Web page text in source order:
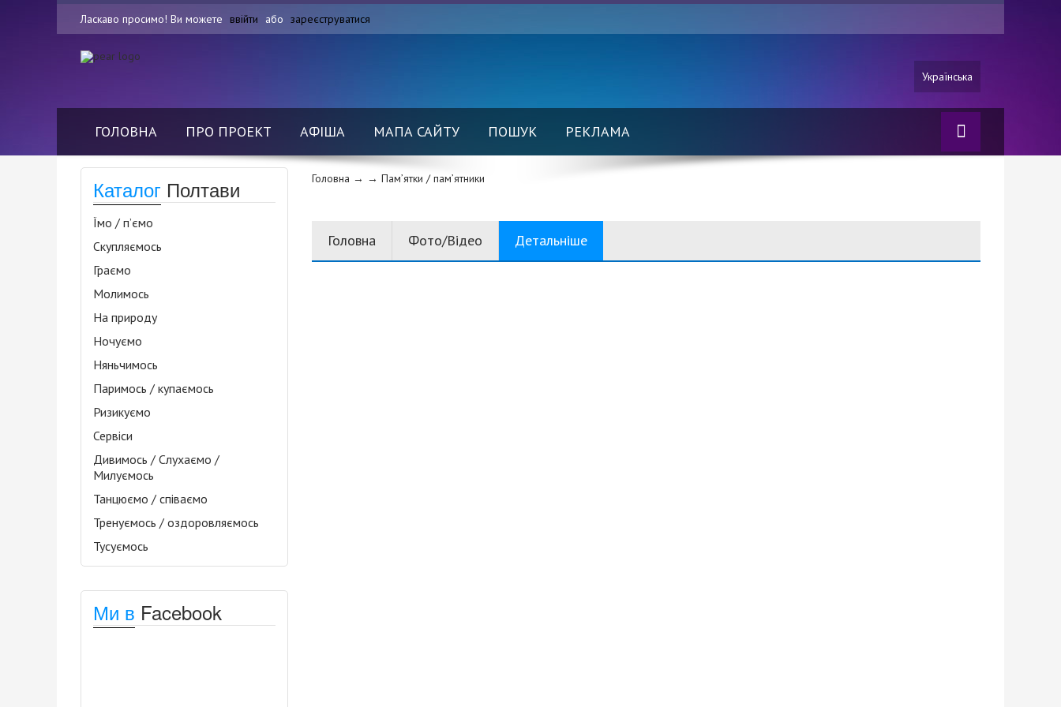
Ласкаво просимо! Ви можете ввійти або зареєструватися
Українська
ГОЛОВНА ПРО ПРОЕКТ АФІША МАПА САЙТУ ПОШУК РЕКЛАМА
Каталог Полтави
Їмо / п’ємо
Скупляємось
Граємо
Молимось
На природу
Ночуємо
Няньчимось
Паримось / купаємось
Ризикуємо
Сервіси
Дивимось / Слухаємо /
Милуємось
Танцюємо / співаємо
Тренуємось / оздоровляємось
Тусуємось
Ми в Facebook
Головна → → Пам’ятки / пам’ятники
Головна Фото/Відео Детальніше